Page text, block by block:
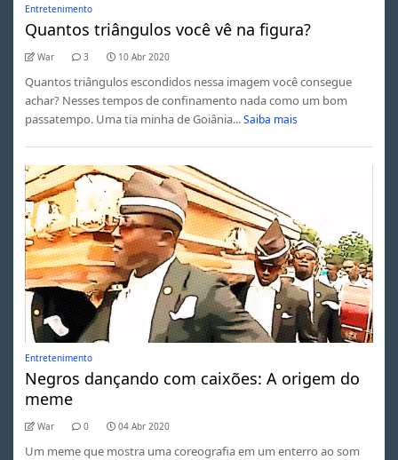
Entretenimento
Quantos triângulos você vê na figura?
War 3 10 Abr 2020
Quantos triângulos escondidos nessa imagem você consegue
achar? Nesses tempos de confinamento nada como um bom
passatempo. Uma tia minha de Goiânia... Saiba mais
Entretenimento
Negros dançando com caixões: A origem do
meme
War 0 04 Abr 2020
Um meme que mostra uma coreografia em um enterro ao som